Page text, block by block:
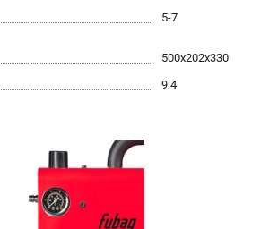
пн-пт - с 9:00 до 18:00
+7 (8112) 59-10-67
5-7
500х202х330
9.4